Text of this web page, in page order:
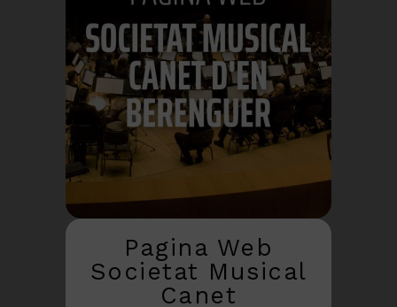
Pagina Web
Societat Musical
Canet